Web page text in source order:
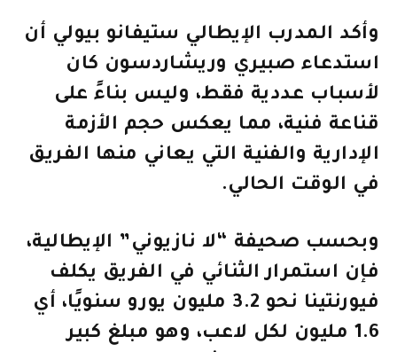
وأكد المدرب الإيطالي ستيفانو بيولي أن
استدعاء صبيري وريشاردسون كان
لأسباب عددية فقط، وليس بناءً على
قناعة فنية، مما يعكس حجم الأزمة
الإدارية والفنية التي يعاني منها الفريق
في الوقت الحالي.
وبحسب صحيفة “لا نازيوني” الإيطالية،
فإن استمرار الثنائي في الفريق يكلف
فيورنتينا نحو 3.2 مليون يورو سنويًا، أي
1.6 مليون لكل لاعب، وهو مبلغ كبير